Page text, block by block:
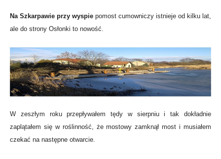
Na Szkarpawie przy wyspie pomost cumowniczy istnieje od kilku lat,
ale do strony Osłonki to nowość.
W zeszłym roku przepływałem tędy w sierpniu i tak dokładnie
zaplątałem się w roślinność, że mostowy zamknął most i musiałem
czekać na następne otwarcie.